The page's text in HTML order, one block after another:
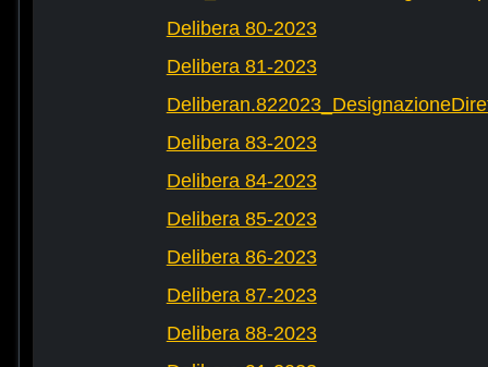
Delibera 80-2023
Delibera 81-2023
Delibera 83-2023
Delibera 84-2023
Delibera 85-2023
Delibera 86-2023
Delibera 87-2023
Delibera 88-2023